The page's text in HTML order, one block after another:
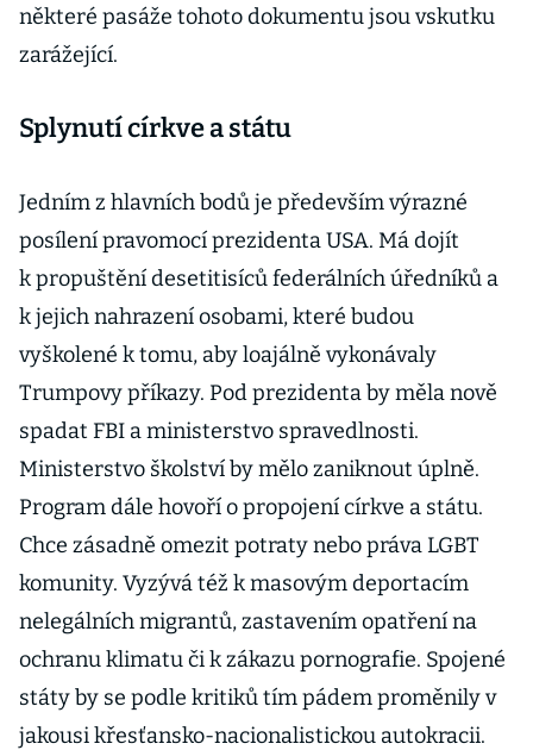
některé pasáže tohoto dokumentu jsou vskutku
zarážející.
Splynutí církve a státu
Jedním z hlavních bodů je především výrazné
posílení pravomocí prezidenta USA. Má dojít
k propuštění desetitisíců federálních úředníků a
k jejich nahrazení osobami, které budou
vyškolené k tomu, aby loajálně vykonávaly
Trumpovy příkazy. Pod prezidenta by měla nově
spadat FBI a ministerstvo spravedlnosti.
Ministerstvo školství by mělo zaniknout úplně.
Program dále hovoří o propojení církve a státu.
Chce zásadně omezit potraty nebo práva LGBT
komunity. Vyzývá též k masovým deportacím
nelegálních migrantů, zastavením opatření na
ochranu klimatu či k zákazu pornografie. Spojené
státy by se podle kritiků tím pádem proměnily v
jakousi křesťansko-nacionalistickou autokracii.